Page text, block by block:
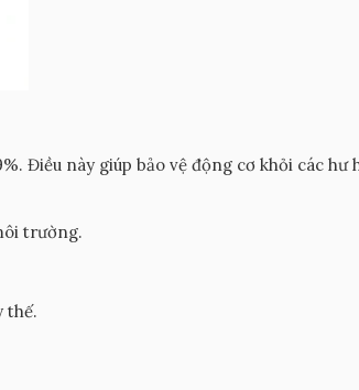
Điều này giúp bảo vệ động cơ khỏi các hư
trường.
thế.